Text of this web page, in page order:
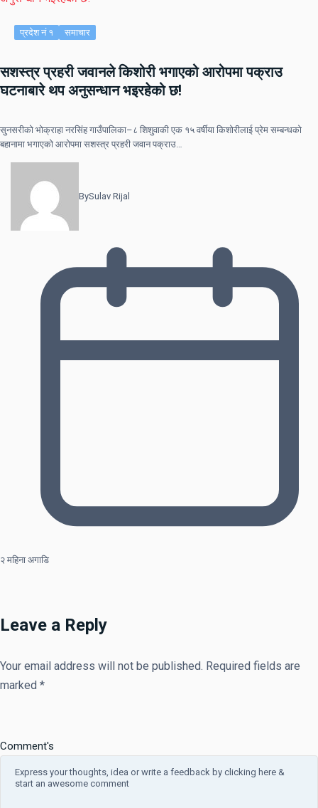
प्रदेश नं १ समाचार
सशस्त्र प्रहरी जवानले किशोरी भगाएको आरोपमा पक्राउ
घटनाबारे थप अनुसन्धान भइरहेको छ!
सुनसरीको भोक्राहा नरसिंह गाउँपालिका–८ शिशुवाकी एक १५ वर्षीया किशोरीलाई प्रेम सम्बन्धको
बहानामा भगाएको आरोपमा सशस्त्र प्रहरी जवान पक्राउ…
BySulav Rijal
२ महिना अगाडि
Leave a Reply
Your email address will not be published. Required fields are
marked *
Comment's